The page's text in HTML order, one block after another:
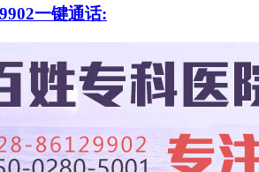
一键通话: